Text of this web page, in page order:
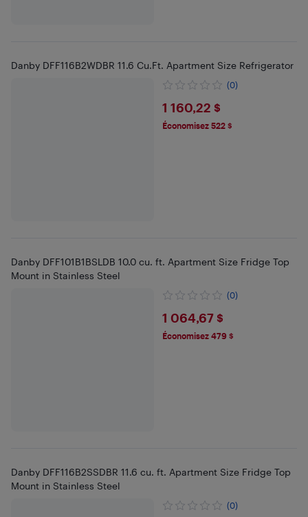
Danby DFF116B2WDBR 11.6 Cu.Ft. Apartment Size Refrigerator
(0)
$1160.22
1 160,22 $
Économisez 522 $
Danby DFF101B1BSLDB 10.0 cu. ft. Apartment Size Fridge Top
Mount in Stainless Steel
(0)
$1064.67
1 064,67 $
Économisez 479 $
Danby DFF116B2SSDBR 11.6 cu. ft. Apartment Size Fridge Top
Mount in Stainless Steel
(0)